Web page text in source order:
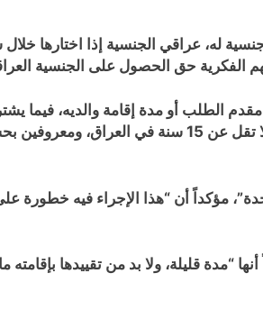
له، عراقي الجنسية إذا اختارها
الفكرية حق الحصول على الجنسية
الطلب أو مدة إقامة والديه، فيما
القانون النافذ حالياً إقامة طالب التجنيس مدة 10 سنوات في العراق، قبل تقديمه طلبه، على أن يكون أبواه مقيمين مدة لا تقل عن 15 سنة في
مؤكداً أن “هذا الإجراء فيه خطورة على
“مدة قليلة، ولا بد من تقييدها بإقامته